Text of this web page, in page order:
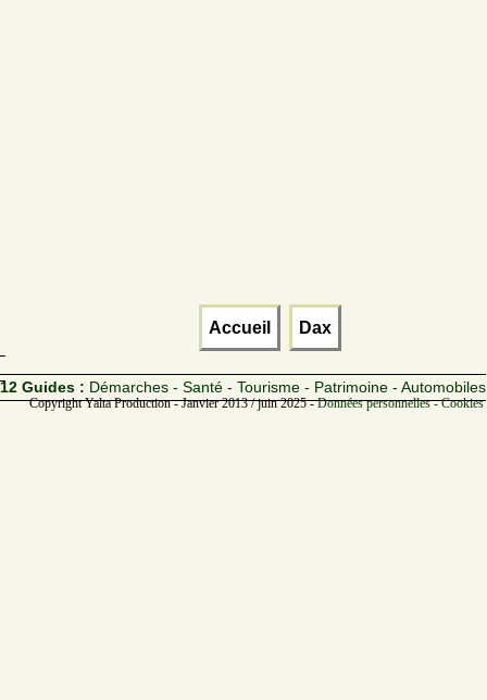
Accueil Dax
12 Guides : Démarches - Santé - Tourisme - Patrimoine - Automobiles
Copyright Yalta Production - Janvier 2013 / juin 2025 -Données personnelles -